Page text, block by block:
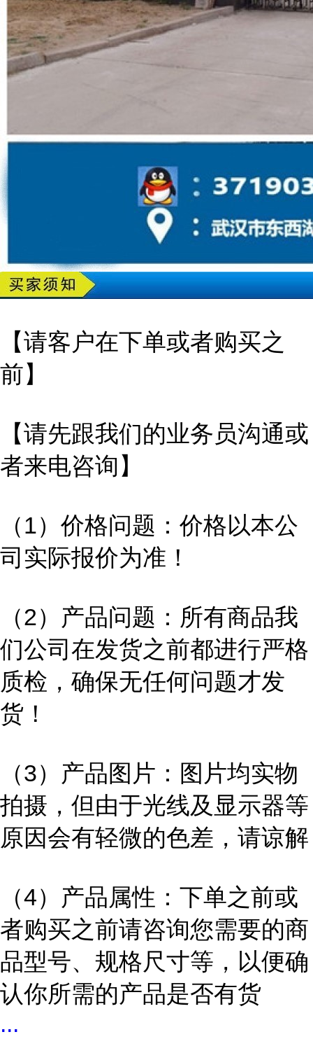
【请客户在下单或者购买之
前】
【请先跟我们的业务员沟通或
者来电咨询】
（1）价格问题：价格以本公
司实际报价为准！
（2）产品问题：所有商品我
们公司在发货之前都进行严格
质检，确保无任何问题才发
货！
（3）产品图片：图片均实物
拍摄，但由于光线及显示器等
原因会有轻微的色差，请谅解
（4）产品属性：下单之前或
者购买之前请咨询您需要的商
品型号、规格尺寸等，以便确
认你所需的产品是否有货
...